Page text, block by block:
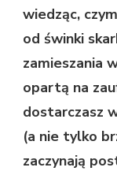
wiedząc,
od świnki
zamieszania
opartą na
dostarczasz
(a nie tylko
zaczynają